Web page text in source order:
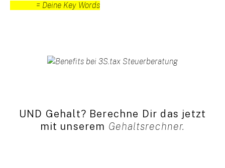
= Deine Key Words
UND Gehalt? Berechne Dir das jetzt
mit unserem Gehaltsrechner.